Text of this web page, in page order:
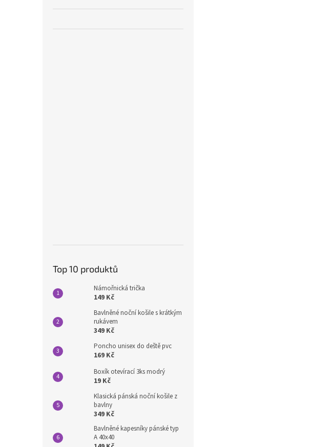
Top 10 produktů
Námořnická trička
149 Kč
Bavlněné noční košile s krátkým
rukávem
349 Kč
Poncho unisex do deště pvc
169 Kč
Boxík otevírací 3ks modrý
19 Kč
Klasická pánská noční košile z
bavlny
349 Kč
Bavlněné kapesníky pánské typ
A 40x40